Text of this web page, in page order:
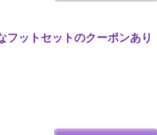
フットセットのクーポンあり